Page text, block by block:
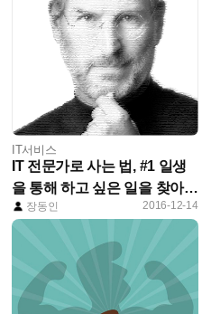
IT서비스
IT 전문가로 사는 법, #1 일생
을 통해 하고 싶은 일을 찾아
라.장동인 2016-12-14